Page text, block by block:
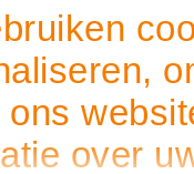
ons
over